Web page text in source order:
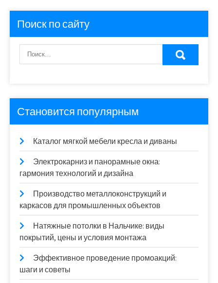
Поиск по сайту
Становится популярным
Каталог мягкой мебели кресла и диваны
Электрокарниз и панорамные окна:
гармония технологий и дизайна
Производство металлоконструкций и
каркасов для промышленных объектов
Натяжные потолки в Нальчике: виды
покрытий, цены и условия монтажа
Эффективное проведение промоакций:
шаги и советы